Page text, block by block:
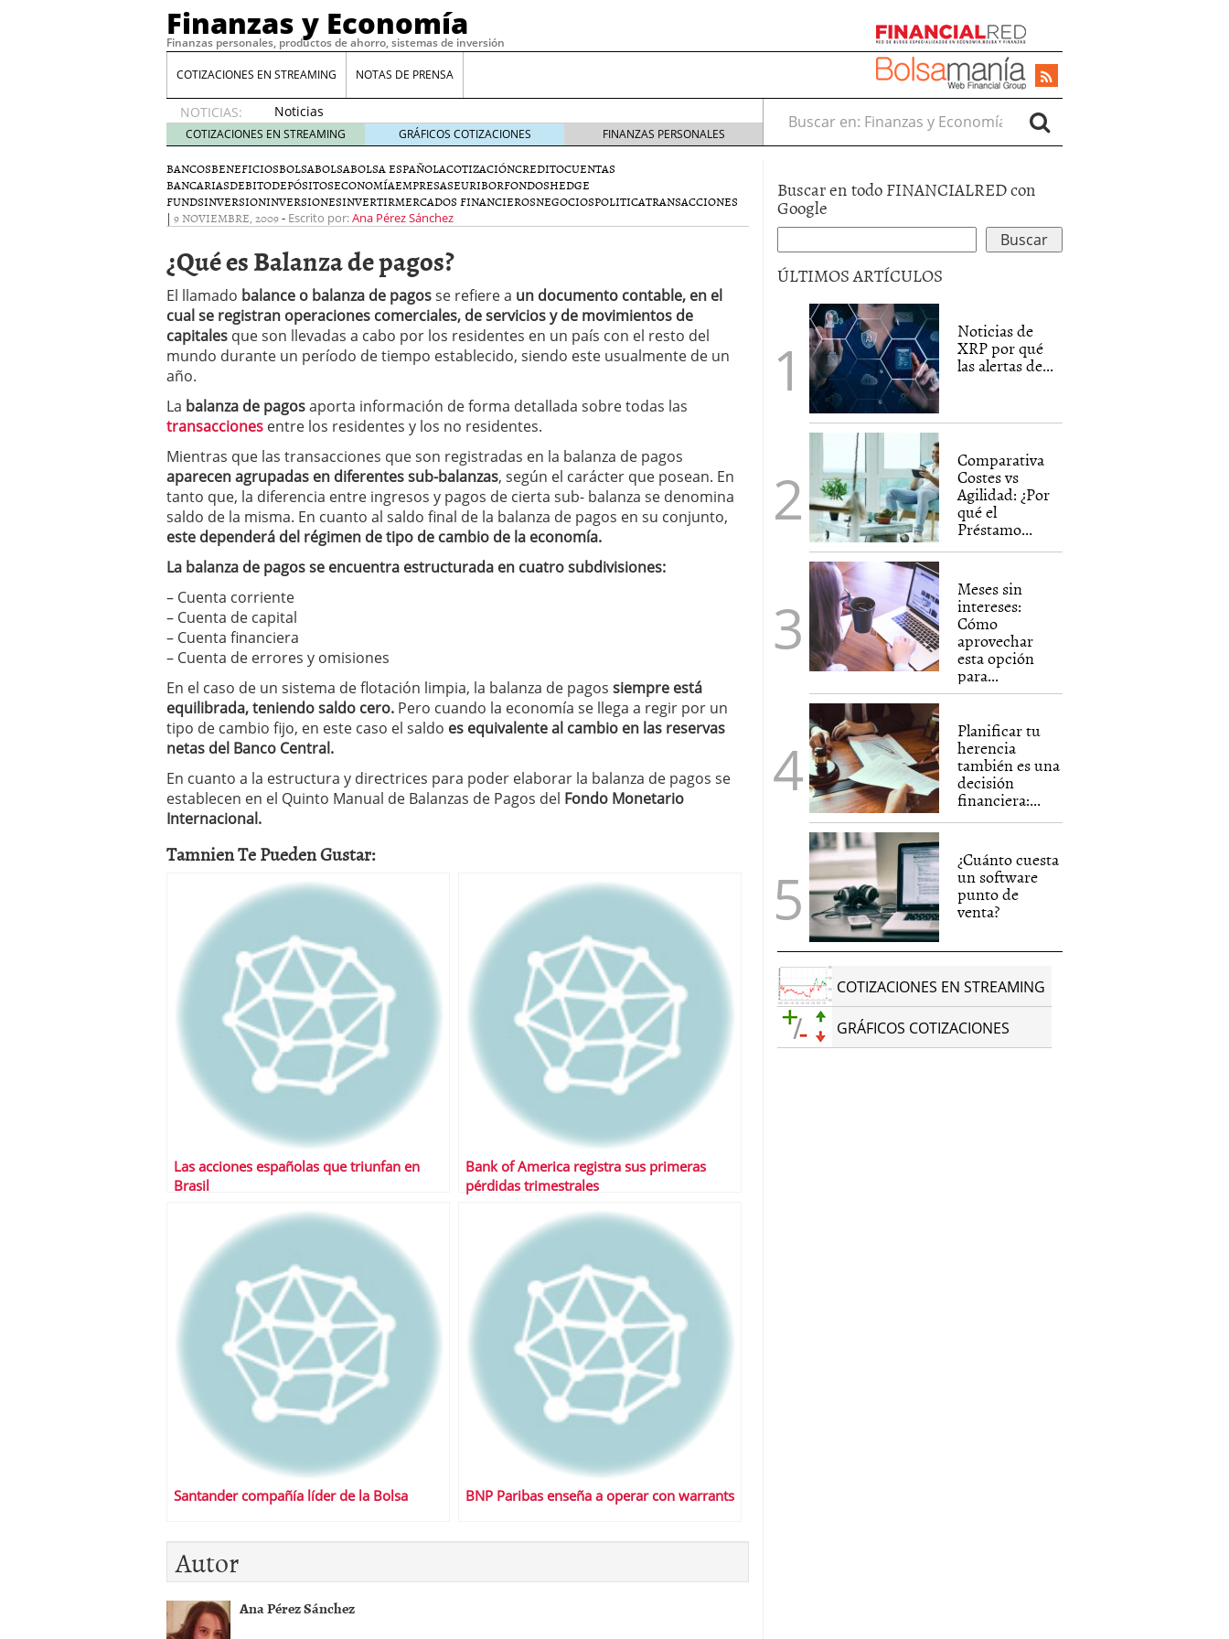
Finanzas y Economía
Finanzas personales, productos de ahorro, sistemas de inversión
COTIZACIONES EN STREAMING NOTAS DE PRENSA
NOTICIAS:
Noticias
de XRP
por qué
las
alertas
de
whales
llegar
tarde 16
de abril
de 2026
Comparativa Costes vs Agilidad: ¿Por qué el Préstamo Promotor privado
acelera la rentabilidad? 12 de diciembre de 2025
Meses sin intereses: Cómo aprovechar esta opción para gestionar tus
Planificar tu herencia también es una decisión financiera: cómo anticiparte
a los costes 21 de noviembre de 2025
¿Cuánto cuesta un software punto de venta?
COTIZACIONES EN STREAMING GRÁFICOS COTIZACIONES FINANZAS PERSONALES
Buscar en:
BANCOSBENEFICIOSBOLSABOLSABOLSA ESPAÑOLACOTIZACIÓNCREDITOCUENTAS
BANCARIASDEBITODEPÓSITOSECONOMÍAEMPRESASEURIBORFONDOSHEDGE
FUNDSINVERSIONINVERSIONESINVERTIRMERCADOS FINANCIEROSNEGOCIOSPOLITICATRANSACCIONES
| 9 NOVIEMBRE, 2009- Escrito por:Ana Pérez Sánchez
¿Qué es Balanza de pagos?
El llamado balance o balanza de pagosse refiere a un documento contable, en el
cual se registran operaciones comerciales, de servicios y de movimientos de
capitales que son llevadas a cabo por los residentes en un país con el resto del
mundo durante un período de tiempo establecido, siendo este usualmente de un
año.
La balanza de pagosaporta información de forma detallada sobre todas las
transacciones entre los residentes y los no residentes.
Mientras que las transacciones que son registradas en la balanza de pagos
aparecen agrupadas en diferentes sub-balanzas, según el carácter que posean. En
tanto que, la diferencia entre ingresos y pagos de cierta sub- balanza se denomina
saldo de la misma. En cuanto al saldo final de la balanza de pagos en su conjunto,
este dependerá del régimen de tipo de cambio de la economía.
La balanza de pagos se encuentra estructurada en cuatro subdivisiones:
– Cuenta corriente
– Cuenta de capital
– Cuenta financiera
– Cuenta de errores y omisiones
En el caso de un sistema de flotación limpia, la balanza de pagos siempre está
equilibrada, teniendo saldo cero. Pero cuando la economía se llega a regir por un
tipo de cambio fijo, en este caso el saldo es equivalente al cambio en las reservas
netas del Banco Central.
En cuanto a la estructura y directrices para poder elaborar la balanza de pagos se
establecen en el Quinto Manual de Balanzas de Pagos del Fondo Monetario
Internacional.
Tamnien Te Pueden Gustar:
Las acciones españolas que triunfan en
Brasil
Bank of America registra sus primeras
pérdidas trimestrales
Santander compañía líder de la Bolsa BNP Paribas enseña a operar con warrants
Autor
Ana Pérez Sánchez
Buscar en todo FINANCIALRED con
Google
ÚLTIMOS ARTÍCULOS
Noticias de
XRP por qué
las alertas de...
Comparativa
Costes vs
Agilidad: ¿Por
qué el
Préstamo...
Meses sin
intereses:
Cómo
aprovechar
esta opción
para...
Planificar tu
herencia
también es una
decisión
financiera:...
¿Cuánto cuesta
un software
punto de
venta?
COTIZACIONES EN STREAMING
GRÁFICOS COTIZACIONES